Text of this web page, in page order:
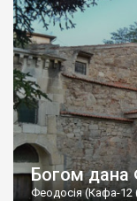
Богом дана
Феодосія (Кафа-12